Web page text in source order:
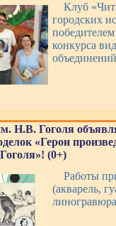
Клуб
городских
конкурса
Н.В. Гоголя
«Герои
(0+)
Работы
(акварель,